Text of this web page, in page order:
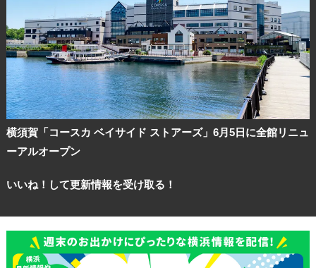
横須賀「コースカ ベイサイド ストアーズ」6月5日に全館リニュ
ーアルオープン
いいね！して更新情報を受け取る！